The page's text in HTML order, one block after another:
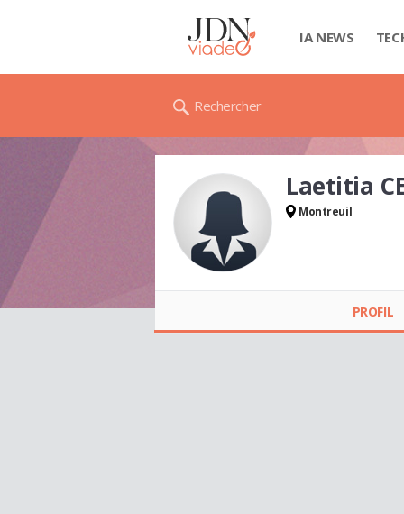
IA NEWS
Rechercher
Laetitia
Montreuil
PROFIL